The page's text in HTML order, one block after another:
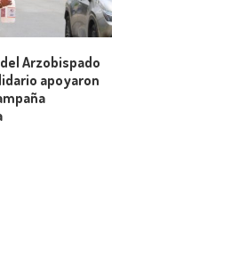
Arzobispado
apoyaron